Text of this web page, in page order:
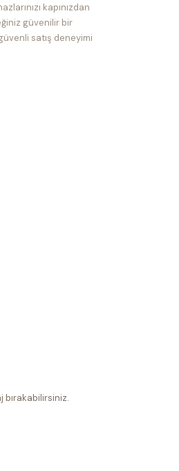
kapınızdan
güvenilir bir
satış deneyimi
bırakabilirsiniz.